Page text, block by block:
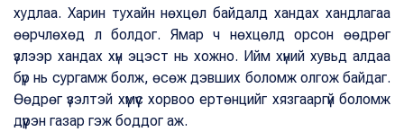
худлаа. Харин тухайн нөхцөл байдалд хандах хандлагаа
өөрчлөхөд л болдог. Ямар ч нөхцөлд орсон өөдрөг
үзлээр хандах хүн эцэст нь хожно. Ийм хүний хувьд алдаа
бүр нь сургамж болж, өсөж дэвших боломж олгож байдаг.
Өөдрөг үзэлтэй хүмүүс хорвоо ертөнцийг хязгааргүй боломж
дүүрэн газар гэж боддог аж.